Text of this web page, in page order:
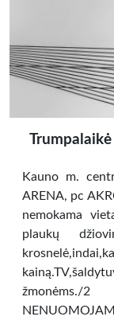
Kauno m.
ARENA, pc
nemokama
plaukų
žmonėms./2